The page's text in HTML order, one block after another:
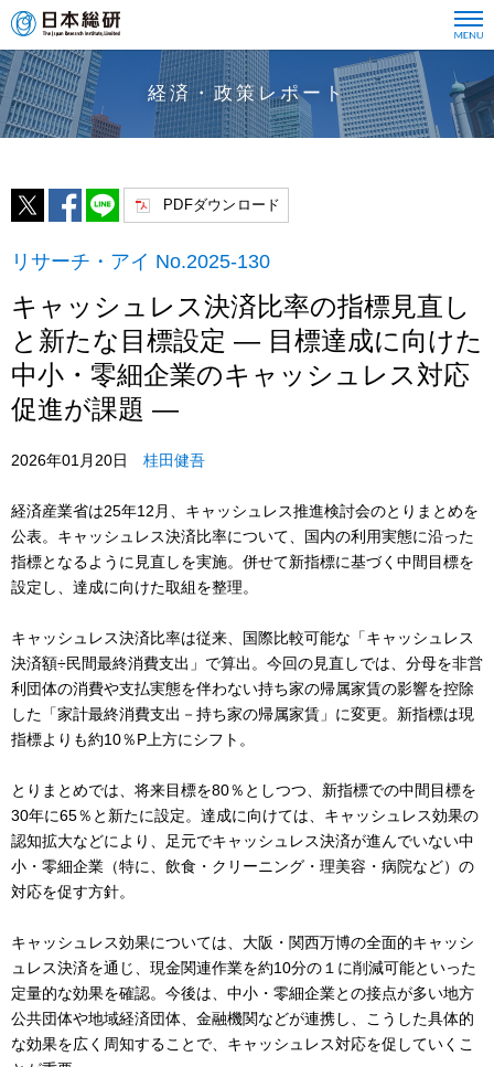
経済・政策レポート
PDFダウンロード
リサーチ・アイ No.2025-130
キャッシュレス決済比率の指標見直し
と新たな目標設定 ― 目標達成に向けた
中小・零細企業のキャッシュレス対応
促進が課題 ―
2026年01月20日 桂田健吾
経済産業省は25年12月、キャッシュレス推進検討会のとりまとめを
公表。キャッシュレス決済比率について、国内の利用実態に沿った
指標となるように見直しを実施。併せて新指標に基づく中間目標を
設定し、達成に向けた取組を整理。
キャッシュレス決済比率は従来、国際比較可能な「キャッシュレス
決済額÷民間最終消費支出」で算出。今回の見直しでは、分母を非営
利団体の消費や支払実態を伴わない持ち家の帰属家賃の影響を控除
した「家計最終消費支出－持ち家の帰属家賃」に変更。新指標は現
指標よりも約10％P上方にシフト。
とりまとめでは、将来目標を80％としつつ、新指標での中間目標を
30年に65％と新たに設定。達成に向けては、キャッシュレス効果の
認知拡大などにより、足元でキャッシュレス決済が進んでいない中
小・零細企業（特に、飲食・クリーニング・理美容・病院など）の
対応を促す方針。
キャッシュレス効果については、大阪・関西万博の全面的キャッシ
ュレス決済を通じ、現金関連作業を約10分の１に削減可能といった
定量的な効果を確認。今後は、中小・零細企業との接点が多い地方
公共団体や地域経済団体、金融機関などが連携し、こうした具体的
な効果を広く周知することで、キャッシュレス対応を促していくこ